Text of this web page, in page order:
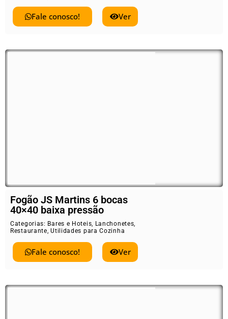
Fale conosco! Ver
Fogão JS Martins 6 bocas
40×40 baixa pressão
Categorias: Bares e Hoteis, Lanchonetes,
Restaurante,Utilidades para Cozinha
Fale conosco! Ver